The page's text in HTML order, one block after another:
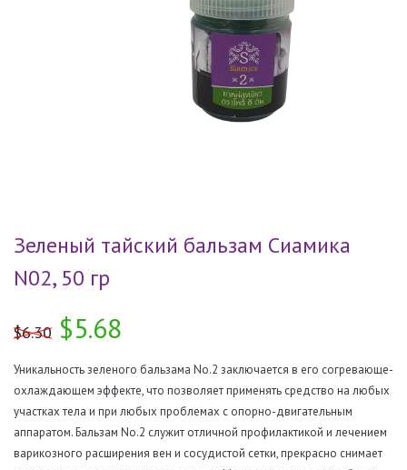
Зеленый тайский бальзам Сиамика
N02, 50 гр
$6.30 $5.68
Уникальность зеленого бальзама No.2 заключается в его согревающе-
охлаждающем эффекте, что позволяет применять средство на любых
участках тела и при любых проблемах с опорно-двигательным
аппаратом. Бальзам No.2 служит отличной профилактикой и лечением
варикозного расширения вен и сосудистой сетки, прекрасно снимает